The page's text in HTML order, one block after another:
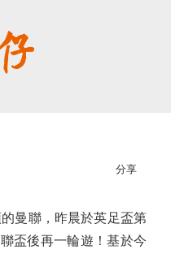
分享
曼聯，昨晨於英足盃第
盃後再一輪遊！基於今